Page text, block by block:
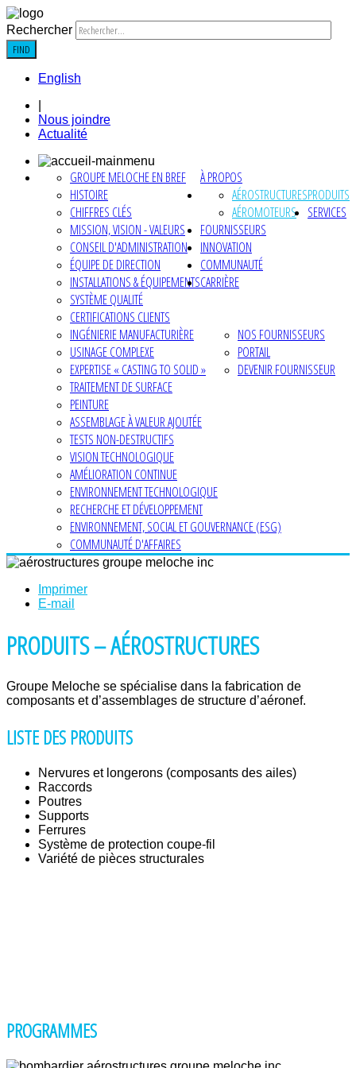
Rechercher
FIND
English
Nous joindre
Actualité
À PROPOS
GROUPE MELOCHE EN BREF
HISTOIRE
CHIFFRES CLÉS
MISSION, VISION - VALEURS
CONSEIL D'ADMINISTRATION
ÉQUIPE DE DIRECTION
INSTALLATIONS & ÉQUIPEMENTS
SYSTÈME QUALITÉ
CERTIFICATIONS CLIENTS
PRODUITS
AÉROSTRUCTURES
AÉROMOTEURS
SERVICES
INGÉNIERIE MANUFACTURIÈRE
USINAGE COMPLEXE
EXPERTISE « CASTING TO SOLID »
TRAITEMENT DE SURFACE
PEINTURE
ASSEMBLAGE À VALEUR AJOUTÉE
TESTS NON-DESTRUCTIFS
FOURNISSEURS
NOS FOURNISSEURS
PORTAIL
DEVENIR FOURNISSEUR
INNOVATION
VISION TECHNOLOGIQUE
AMÉLIORATION CONTINUE
ENVIRONNEMENT TECHNOLOGIQUE
RECHERCHE ET DÉVELOPPEMENT
COMMUNAUTÉ
ENVIRONNEMENT, SOCIAL ET GOUVERNANCE (ESG)
COMMUNAUTÉ D'AFFAIRES
CARRIÈRE
Imprimer
E-mail
PRODUITS – AÉROSTRUCTURES
Groupe Meloche se spécialise dans la fabrication de
composants et d’assemblages de structure d’aéronef.
LISTE DES PRODUITS
Nervures et longerons (composants des ailes)
Raccords
Poutres
Supports
Ferrures
Système de protection coupe-fil
Variété de pièces structurales
PROGRAMMES